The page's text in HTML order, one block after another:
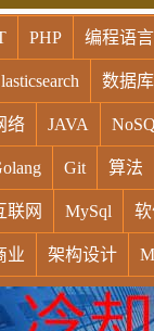
PHP 编程语言
数据库
络 JAVA
Git 算法
联网 MySql
业 架构设计
Oracle